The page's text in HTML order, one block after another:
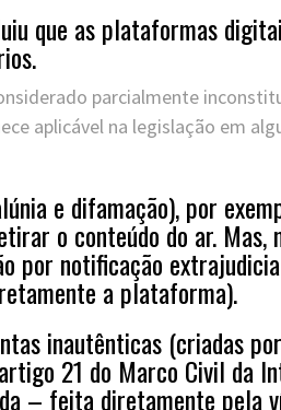
que as plataformas
parcialmente
aplicável na legislação em
e difamação), por
o conteúdo do ar. Mas,
por notificação
a plataforma).
inautênticas (criadas
21 do Marco Civil da
– feita diretamente pela